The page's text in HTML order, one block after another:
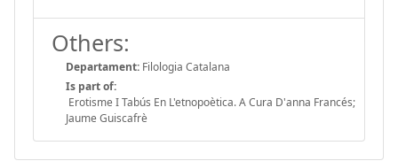
Others:
Departament: Filologia Catalana
Is part of:
Erotisme I Tabús En L'etnopoètica. A Cura D'anna Francés;
Jaume Guiscafrè